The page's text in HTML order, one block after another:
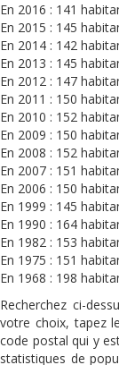
En 2016 : 141
En 2015 : 145
En 2014 : 142
En 2013 : 145
En 2012 : 147
En 2011 : 150
En 2010 : 152
En 2009 : 150
En 2008 : 152
En 2007 : 151
En 2006 : 150
En 1999 : 145
En 1990 : 164
En 1982 : 153
En 1975 : 151
En 1968 : 198
Recherchez ci-
votre choix, tapez
code postal qui y
statistiques de